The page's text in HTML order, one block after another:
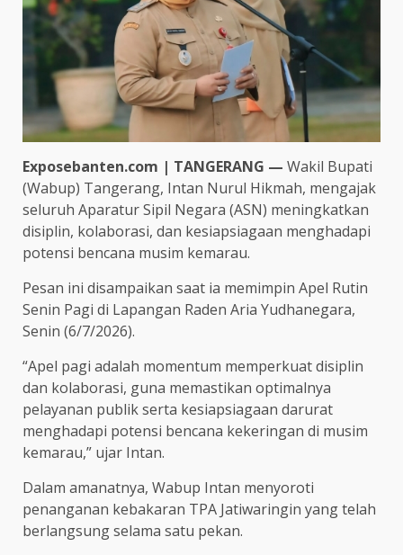
Exposebanten.com | TANGERANG — Wakil Bupati
(Wabup) Tangerang, Intan Nurul Hikmah, mengajak
seluruh Aparatur Sipil Negara (ASN) meningkatkan
disiplin, kolaborasi, dan kesiapsiagaan menghadapi
potensi bencana musim kemarau.
Pesan ini disampaikan saat ia memimpin Apel Rutin
Senin Pagi di Lapangan Raden Aria Yudhanegara,
Senin (6/7/2026).
“Apel pagi adalah momentum memperkuat disiplin
dan kolaborasi, guna memastikan optimalnya
pelayanan publik serta kesiapsiagaan darurat
menghadapi potensi bencana kekeringan di musim
kemarau,” ujar Intan.
Dalam amanatnya, Wabup Intan menyoroti
penanganan kebakaran TPA Jatiwaringin yang telah
berlangsung selama satu pekan.